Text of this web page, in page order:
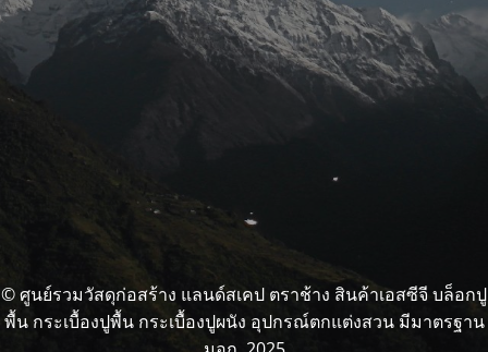
© ศูนย์รวมวัสดุก่อสร้าง แลนด์สเคป ตราช้าง สินค้าเอสซีจี บล็อกปู
พื้น กระเบื้องปูพื้น กระเบื้องปูผนัง อุปกรณ์ตกแต่งสวน มีมาตรฐาน